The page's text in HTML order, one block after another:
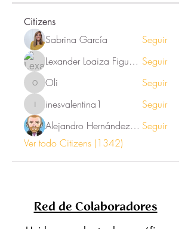
Citizens
Sabrina García
Seguir
Lexander Loaiza Figueroa Seguir
Oli Oli Seguir
inesvalentina1
inesvalentina1
Seguir
Alejandro Hernández Renner Seguir
Ver todo Citizens (1342)
Red de Colaboradores